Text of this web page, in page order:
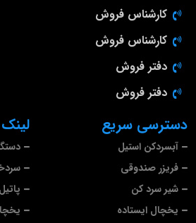
دسترسی سریع
آبسردکن استیل
فریزر صندوقی
شیر سرد کن
یخچال ایستاده
کارشناس فروش
کارشناس فروش
دفتر فروش
دفتر فروش